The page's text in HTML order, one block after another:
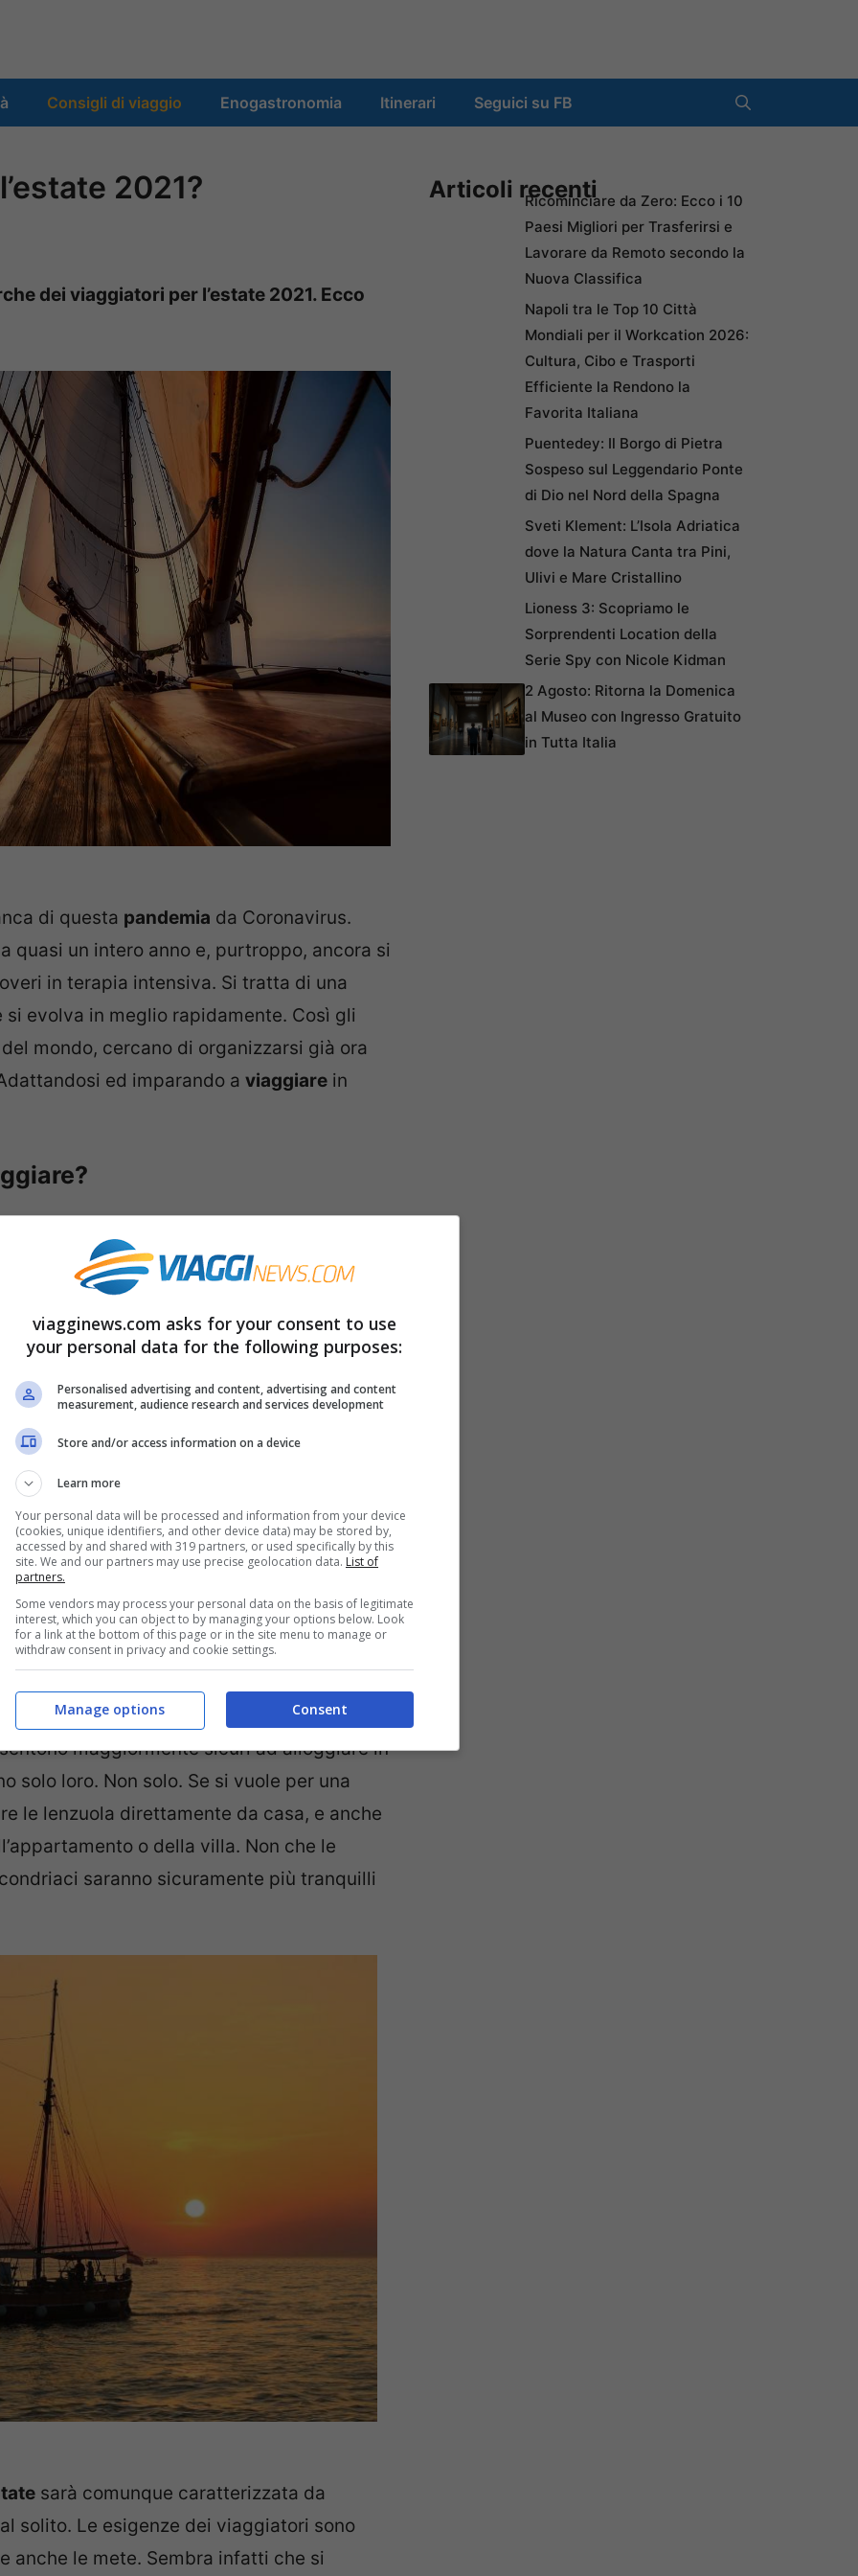
Consigli di viaggio Enogastronomia Itinerari Seguici su FB
2021?
dei viaggiatori per l’estate 2021. Ecco
di questa pandemia da Coronavirus.
quasi un intero anno e, purtroppo, ancora si
in terapia intensiva. Si tratta di una
evolva in meglio rapidamente. Così gli
del mondo, cercano di organizzarsi già ora
ed imparando a viaggiare in
già cambiate l’anno scorso. Il turismo di
solo, anche lerichiestedei turisti erano
sicurezza e igiene. Cosa ci
ilmondo dei viaggisia cambiato. Le
barca
imbarcazione
del contagio in zone troppo affollate e
voglia di scoprire posti nuovi e viaggiare.
stanno vedendo un crollo delle
di caseeappartamenti
. I viaggiatori
maggiormente sicuri ad alloggiare in
solo loro. Non solo. Se si vuole per una
le lenzuola direttamente da casa, e anche
o della villa. Non che le
saranno sicuramente più tranquilli
sarà comunque caratterizzata da
solito. Le esigenze dei viaggiatori sono
anche le mete. Sembra infatti che si
Articoli recentiRicominciare da Zero: Ecco i 10
Paesi Migliori per Trasferirsi e
Lavorare da Remoto secondo la
Nuova Classifica
Napoli tra le Top 10 Città
Mondiali per il Workcation 2026:
Cultura, Cibo e Trasporti
Efficiente la Rendono la
Favorita Italiana
Puentedey: Il Borgo di Pietra
Sospeso sul Leggendario Ponte
di Dio nel Nord della Spagna
Sveti Klement: L’Isola Adriatica
dove la Natura Canta tra Pini,
Ulivi e Mare Cristallino
Lioness 3: Scopriamo le
Sorprendenti Location della
Serie Spy con Nicole Kidman
2 Agosto: Ritorna la Domenica
al Museo con Ingresso Gratuito
in Tutta Italia
viagginews.com asks for your consent to use
your personal data for the following purposes:
Personalised advertising and content, advertising and content
measurement, audience research and services development
Store and/or access information on a device
Learn more
Your personal data will be processed and information from your device
(cookies, unique identifiers, and other device data) may be stored by,
accessed by and shared with 319 partners, or used specifically by this
site. We and our partners may use precise geolocation data. List of
partners.
Some vendors may process your personal data on the basis of legitimate
interest, which you can object to by managing your options below. Look
for a link at the bottom of this page or in the site menu to manage or
withdraw consent in privacy and cookie settings.
Consent
Manage options